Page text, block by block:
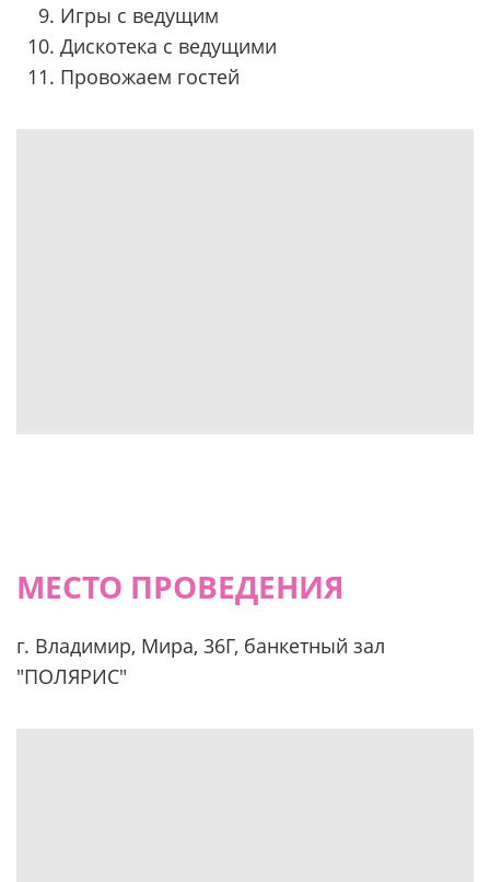
Игры с ведущим
Дискотека с ведущими
Провожаем гостей
МЕСТО ПРОВЕДЕНИЯ
г. Владимир, Мира, 36Г, банкетный зал
"ПОЛЯРИС"